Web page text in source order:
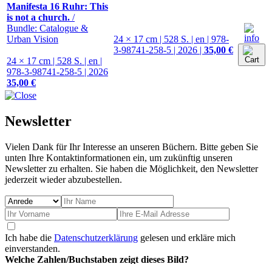
Manifesta 16 Ruhr: This
is not a church. /
Bundle: Catalogue &
Urban Vision
24 × 17 cm | 528 S. | en |
978-3-98741-258-5 | 2026
35,00 €
24 × 17 cm | 528 S. | en | 978-
3-98741-258-5 | 2026 | 35,00 €
Newsletter
Vielen Dank für Ihr Interesse an unseren Büchern. Bitte geben Sie
unten Ihre Kontaktinformationen ein, um zukünftig unseren
Newsletter zu erhalten. Sie haben die Möglichkeit, den Newsletter
jederzeit wieder abzubestellen.
Ich habe die Datenschutzerklärung gelesen und erkläre mich
einverstanden.
Welche Zahlen/Buchstaben zeigt dieses Bild?